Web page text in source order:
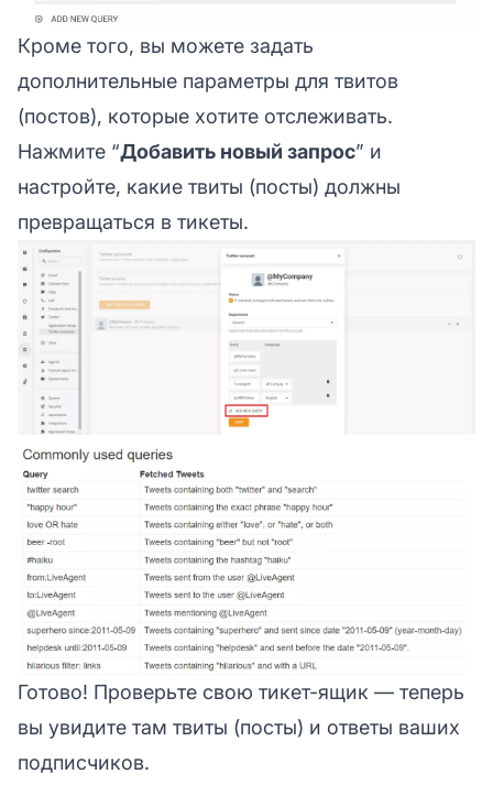
Кроме того, вы можете задать
дополнительные параметры для твитов
(постов), которые хотите отслеживать.
Нажмите “Добавить новый запрос” и
настройте, какие твиты (посты) должны
превращаться в тикеты.
Готово! Проверьте свою тикет-ящик — теперь
вы увидите там твиты (посты) и ответы ваших
подписчиков.